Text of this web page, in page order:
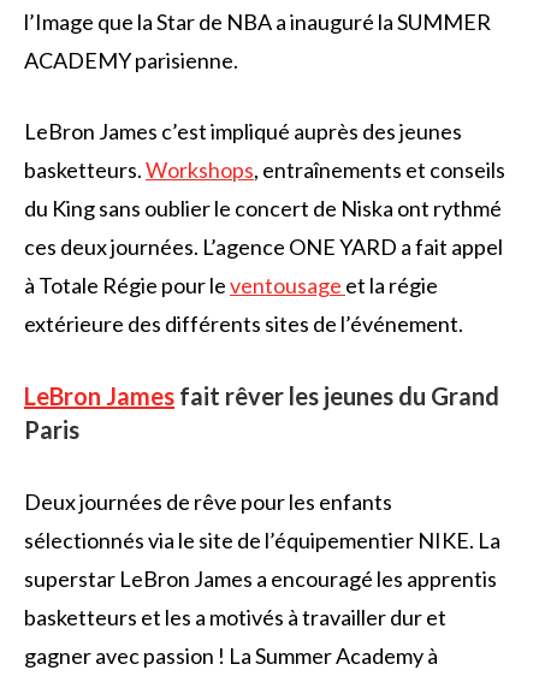
l’Image que la Star de NBA a inauguré la SUMMER
ACADEMY parisienne.
LeBron James c’est impliqué auprès des jeunes
basketteurs.Workshops, entraînements et conseils
du King sans oublier le concert de Niska ont rythmé
ces deux journées. L’agence ONE YARD a fait appel
à Totale Régie pour leventousage et la régie
extérieure des différents sites de l’événement.
LeBron James fait rêver les jeunes du Grand
Paris
Deux journées de rêve pour les enfants
sélectionnés via le site de l’équipementier NIKE. La
superstar LeBron James a encouragé les apprentis
basketteurs et les a motivés à travailler dur et
gagner avec passion ! La Summer Academy à